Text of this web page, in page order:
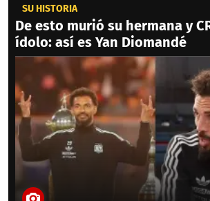
SU HISTORIA
De esto murió su hermana y
ídolo: así es Yan Diomandé